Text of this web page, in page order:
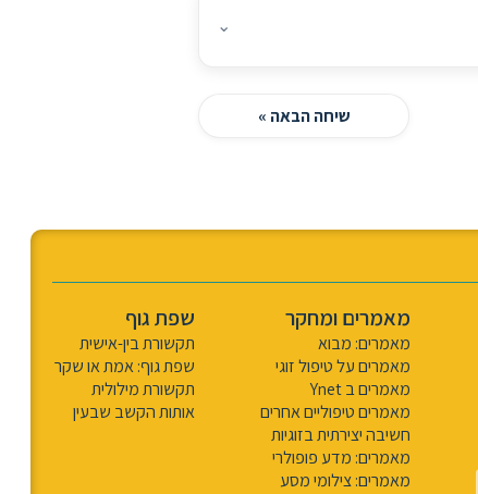
⌄
שיחה הבאה »
מאמרים ומחקר
מאמרים: מבוא
מאמרים על טיפול זוגי
מאמרים ב Ynet
מאמרים טיפוליים אחרים
חשיבה יצירתית בזוגיות
מאמרים: מדע פופולרי
מאמרים: צילומי מסע
שפת גוף
תקשורת בין-אישית
שפת גוף: אמת או שקר
תקשורת מילולית
אותות הקשב שבעין